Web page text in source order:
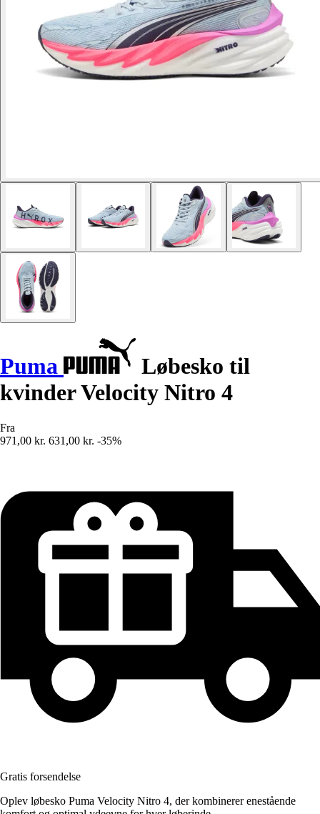
Puma
Løbesko til
kvinder Velocity Nitro 4
Fra
971,00 kr. 631,00 kr. -35%
Gratis forsendelse
Oplev løbesko Puma Velocity Nitro 4, der kombinerer enestående